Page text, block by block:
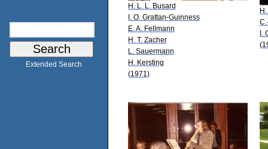
Extended Search
H. L. L. Busard
I. O. Grattan-Guinness
E. A. Fellmann
H. T. Zacher
L. Sauermann
H. Kersting
(1971)
I.